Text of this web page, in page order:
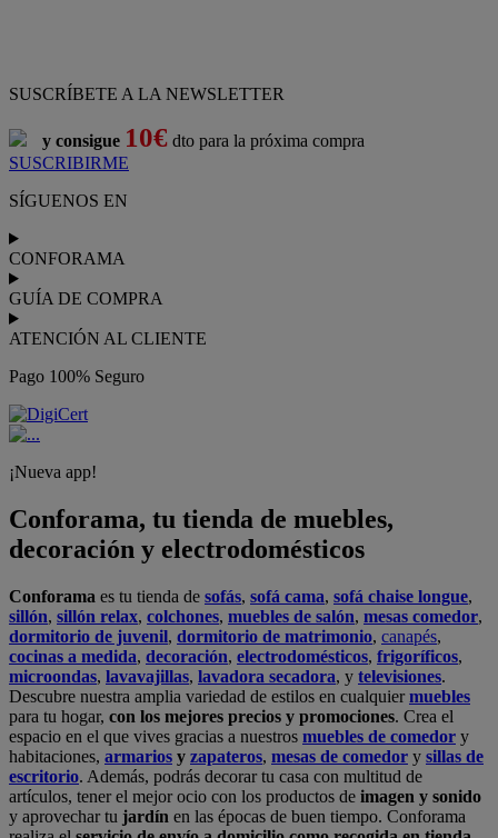
SUSCRÍBETE A LA NEWSLETTER
y consigue 10€ dto para la próxima compra
SUSCRIBIRME
SÍGUENOS EN
CONFORAMA
GUÍA DE COMPRA
ATENCIÓN AL CLIENTE
Pago 100% Seguro
¡Nueva app!
Conforama, tu tienda de muebles,
decoración y electrodomésticos
Conforama es tu tienda de sofás, sofá cama, sofá chaise longue,
sillón, sillón relax, colchones, muebles de salón, mesas comedor,
dormitorio de juvenil, dormitorio de matrimonio, canapés,
cocinas a medida, decoración, electrodomésticos, frigoríficos,
microondas, lavavajillas, lavadora secadora, y televisiones.
Descubre nuestra amplia variedad de estilos en cualquiermuebles
para tu hogar, con los mejores precios y promociones. Crea el
espacio en el que vives gracias a nuestros muebles de comedor y
habitaciones, armarios y zapateros, mesas de comedor y sillas de
escritorio. Además, podrás decorar tu casa con multitud de
artículos, tener el mejor ocio con los productos de imagen y sonido
y aprovechar tu jardín en las épocas de buen tiempo. Conforama